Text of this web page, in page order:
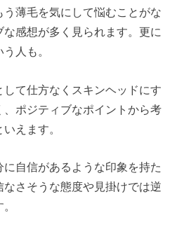
薄毛を気にして悩むことがな
な感想が多く見られます。更に
人も。
て仕方なくスキンヘッドにす
、ポジティブなポイントから考
えます。
自信があるような印象を持た
さそうな態度や見掛けでは逆